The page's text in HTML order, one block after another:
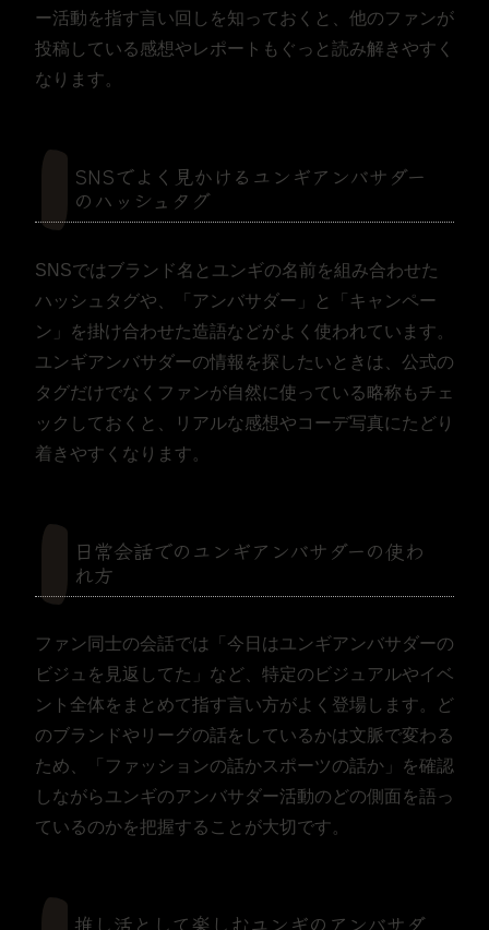
ー活動を指す言い回しを知っておくと、他のファンが
投稿している感想やレポートもぐっと読み解きやすく
なります。
SNSでよく見かけるユンギアンバサダー
のハッシュタグ
SNSではブランド名とユンギの名前を組み合わせた
ハッシュタグや、「アンバサダー」と「キャンペー
ン」を掛け合わせた造語などがよく使われています。
ユンギアンバサダーの情報を探したいときは、公式の
タグだけでなくファンが自然に使っている略称もチェ
ックしておくと、リアルな感想やコーデ写真にたどり
着きやすくなります。
日常会話でのユンギアンバサダーの使わ
れ方
ファン同士の会話では「今日はユンギアンバサダーの
ビジュを見返してた」など、特定のビジュアルやイベ
ント全体をまとめて指す言い方がよく登場します。ど
のブランドやリーグの話をしているかは文脈で変わる
ため、「ファッションの話かスポーツの話か」を確認
しながらユンギのアンバサダー活動のどの側面を語っ
ているのかを把握することが大切です。
推し活として楽しむユンギのアンバサダ